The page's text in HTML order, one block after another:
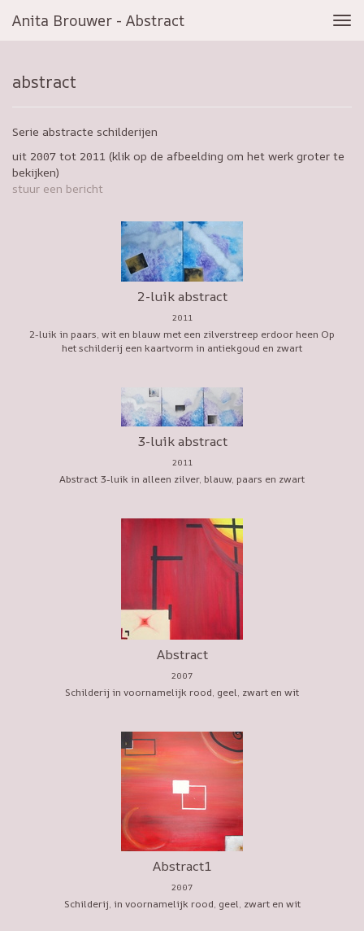
Anita Brouwer - Abstract
abstract
Serie abstracte schilderijen
uit 2007 tot 2011 (klik op de afbeelding om het werk groter te
bekijken)
stuur een bericht
2-luik abstract
2011
2-luik in paars, wit en blauw met een zilverstreep erdoor heen Op
het schilderij een kaartvorm in antiekgoud en zwart
3-luik abstract
2011
Abstract 3-luik in alleen zilver, blauw, paars en zwart
Abstract
2007
Schilderij in voornamelijk rood, geel, zwart en wit
Abstract1
2007
Schilderij, in voornamelijk rood, geel, zwart en wit